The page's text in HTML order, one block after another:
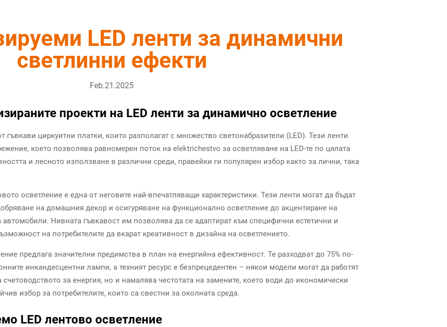
LED ленти за динамични
светлинни ефекти
Feb.21.2025
проекти на LED ленти за динамично осветление
гъвкави циркуитни платки, които разполагат с множество светонабразители (LED). Тези ленти
което позволява равномерен поток на elektrichestvo за осветляване на LED-те по цялата
и лесното използване в различни среди, правейки ги популярен избор както за лични, така
осветление е една от неговите най-впечатляващи характеристики. Тези ленти могат да бъдат
на домашния декор и осигуряване на функционално осветление до акцентиране на
автомобили. Нивната гъвкавост им позволява да се адаптират към специфични естетични и
на потребителите да вкарат креативност в дизайна на осветлението.
предлага значителни предимства в план на енергийна ефективност. Те разходват до 75% по-
инкандесцентни лампи, а техният ресурс е безпрецедентен – някои модели могат да работят
за енергия, но и намалява честотата на замените, което води до икономически
избор за потребителите, които са свестни за околната среда.
LED лентово осветление